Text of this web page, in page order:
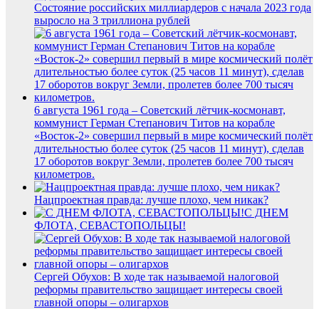
Состояние российских миллиардеров с начала 2023 года
выросло на 3 триллиона рублей
6 августа 1961 года – Советский лётчик-космонавт,
коммунист Герман Степанович Титов на корабле
«Восток-2» совершил первый в мире космический полёт
длительностью более суток (25 часов 11 минут), сделав
17 оборотов вокруг Земли, пролетев более 700 тысяч
километров.
Нацпроектная правда: лучше плохо, чем никак?
С ДНЕМ
ФЛОТА, СЕВАСТОПОЛЬЦЫ!
Сергей Обухов: В ходе так называемой налоговой
реформы правительство защищает интересы своей
главной опоры – олигархов